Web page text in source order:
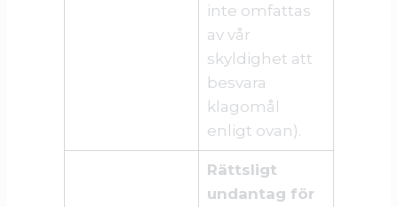
inte omfattas
av vår
skyldighet att
besvara
klagomål
enligt ovan).
Rättsligt
undantag för